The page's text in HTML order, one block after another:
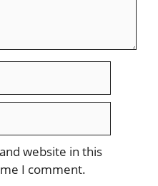
website in this
I comment.